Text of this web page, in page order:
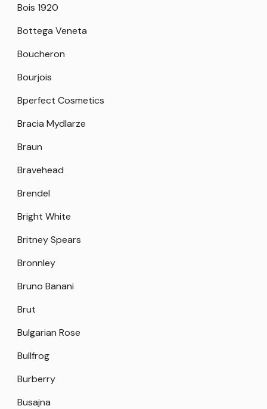
Bois 1920
Bottega Veneta
Boucheron
Bourjois
Bperfect Cosmetics
Bracia Mydlarze
Braun
Bravehead
Brendel
Bright White
Britney Spears
Bronnley
Bruno Banani
Brut
Bulgarian Rose
Bullfrog
Burberry
Busajna